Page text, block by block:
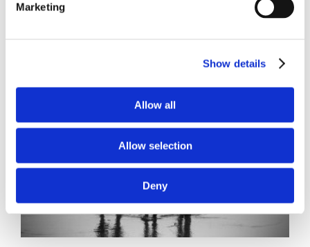
Marketing
Show details
Allow all
Allow selection
Deny
Continua a leggere